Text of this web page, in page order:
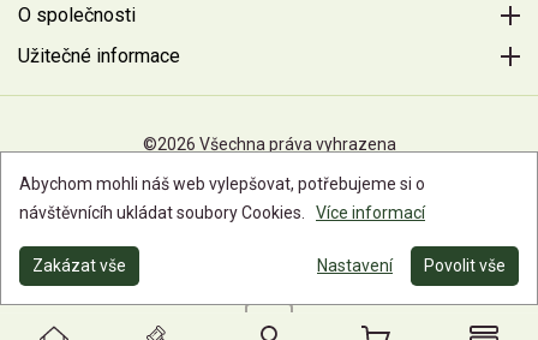
O společnosti
Užitečné informace
©2026 Všechna práva vyhrazena
Abychom mohli náš web vylepšovat, potřebujeme si o
návštěvnícíh ukládat soubory Cookies.
Více informací
Zakázat vše Nastavení Povolit vše